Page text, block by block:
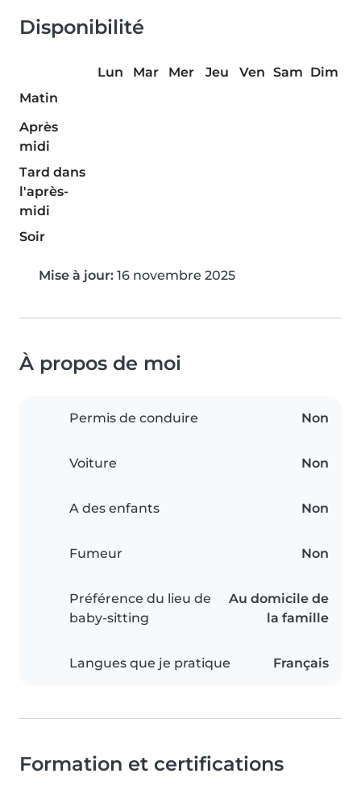
Disponibilité
Lun Mar Mer Jeu Ven Sam Dim
Matin
Après
midi
Tard dans
l'après-
midi
Soir
Mise à jour: 16 novembre 2025
À propos de moi
Permis de conduire Non
Voiture Non
A des enfants Non
Fumeur Non
Préférence du lieu de
baby-sitting
Au domicile de
la famille
Langues que je pratique Français
Formation et certifications